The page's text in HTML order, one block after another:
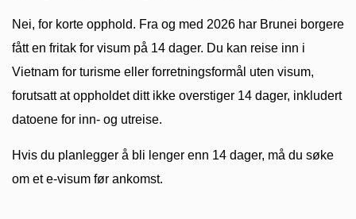
Nei, for korte opphold. Fra og med 2026 har Brunei borgere
fått en fritak for visum på 14 dager. Du kan reise inn i
Vietnam for turisme eller forretningsformål uten visum,
forutsatt at oppholdet ditt ikke overstiger 14 dager, inkludert
datoene for inn- og utreise.
Hvis du planlegger å bli lenger enn 14 dager, må du søke
om et e-visum før ankomst.